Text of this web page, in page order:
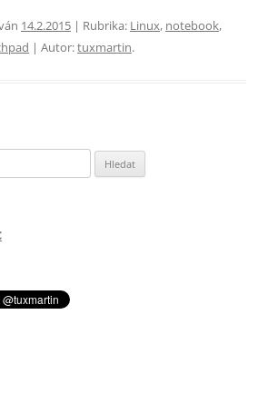
14.2.2015 | Rubrika: Linux, notebook,
| Autor:tuxmartin.